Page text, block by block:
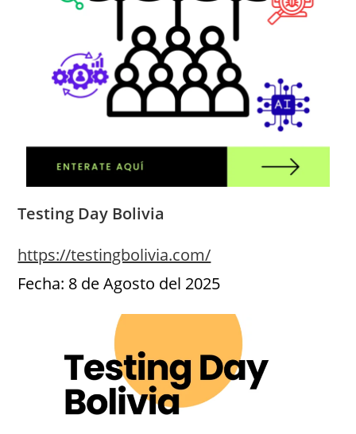
Testing Day Bolivia
https://testingbolivia.com/
Fecha: 8 de Agosto del 2025